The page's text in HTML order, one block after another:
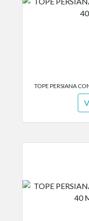
TOPE PERSIANA